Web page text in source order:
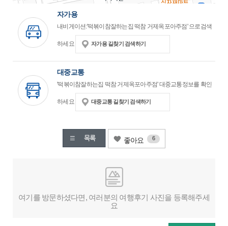
자가용
내비게이션:'떡볶이참잘하는집 떡참 거제옥포아주점' 으로검색
하세요 자가용 길찾기 검색하기
대중교통
'떡볶이참잘하는집 떡참 거제옥포아주점' 대중교통정보를 확인
하세요 대중교통 길찾기 검색하기
좋아요 6
여기를 방문하셨다면, 여러분의 여행후기 사진을 등록해주세
요